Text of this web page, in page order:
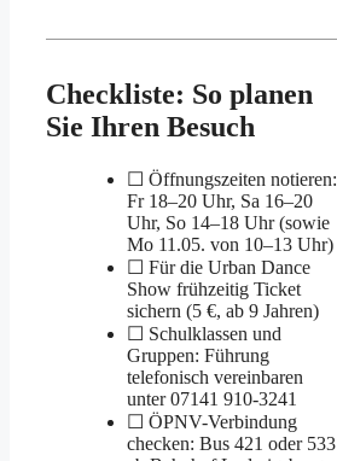
Checkliste: So planen
Sie Ihren Besuch
☐ Öffnungszeiten notieren:
Fr 18–20 Uhr, Sa 16–20
Uhr, So 14–18 Uhr (sowie
Mo 11.05. von 10–13 Uhr)
☐ Für die Urban Dance
Show frühzeitig Ticket
sichern (5 €, ab 9 Jahren)
☐ Schulklassen und
Gruppen: Führung
telefonisch vereinbaren
unter 07141 910-3241
☐ ÖPNV-Verbindung
checken: Bus 421 oder 533